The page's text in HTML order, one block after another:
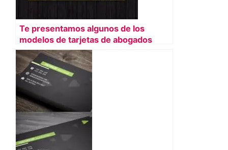
Te presentamos algunos de los
modelos de tarjetas de abogados